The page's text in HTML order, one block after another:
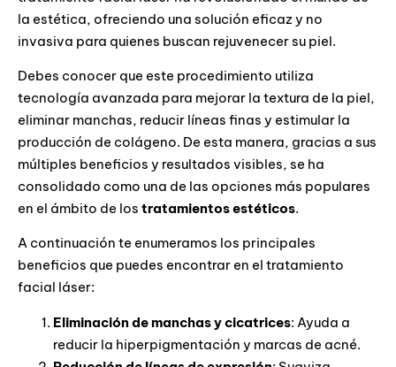
la estética, ofreciendo una solución eficaz y no
invasiva para quienes buscan rejuvenecer su piel.
Debes conocer que este procedimiento utiliza
tecnología avanzada para mejorar la textura de la piel,
eliminar manchas, reducir líneas finas y estimular la
producción de colágeno. De esta manera, gracias a sus
múltiples beneficios y resultados visibles, se ha
consolidado como una de las opciones más populares
en el ámbito de los tratamientos estéticos.
A continuación te enumeramos los principales
beneficios que puedes encontrar en el tratamiento
facial láser:
Eliminación de manchas y cicatrices: Ayuda a
reducir la hiperpigmentación y marcas de acné.